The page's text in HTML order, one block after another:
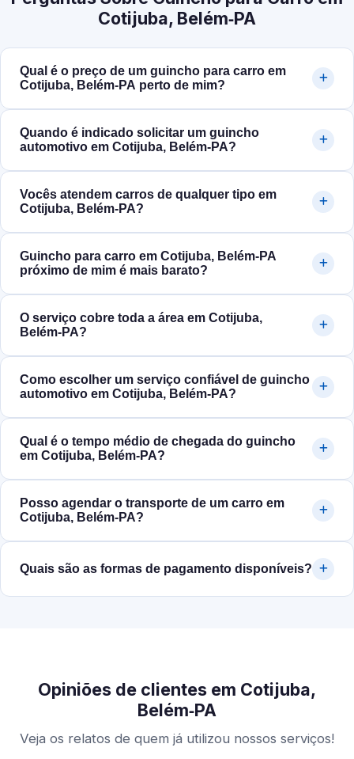
Cotijuba, Belém‑PA
Qual é o preço de um guincho para carro em
Cotijuba, Belém‑PA perto de mim?
Quando é indicado solicitar um guincho
automotivo em Cotijuba, Belém‑PA?
Vocês atendem carros de qualquer tipo em
Cotijuba, Belém‑PA?
Guincho para carro em Cotijuba, Belém‑PA
próximo de mim é mais barato?
O serviço cobre toda a área em Cotijuba,
Belém‑PA?
Como escolher um serviço confiável de guincho
automotivo em Cotijuba, Belém‑PA?
Qual é o tempo médio de chegada do guincho
em Cotijuba, Belém‑PA?
Posso agendar o transporte de um carro em
Cotijuba, Belém‑PA?
Quais são as formas de pagamento disponíveis?
Opiniões de clientes em Cotijuba,
Belém‑PA
Veja os relatos de quem já utilizou nossos serviços!